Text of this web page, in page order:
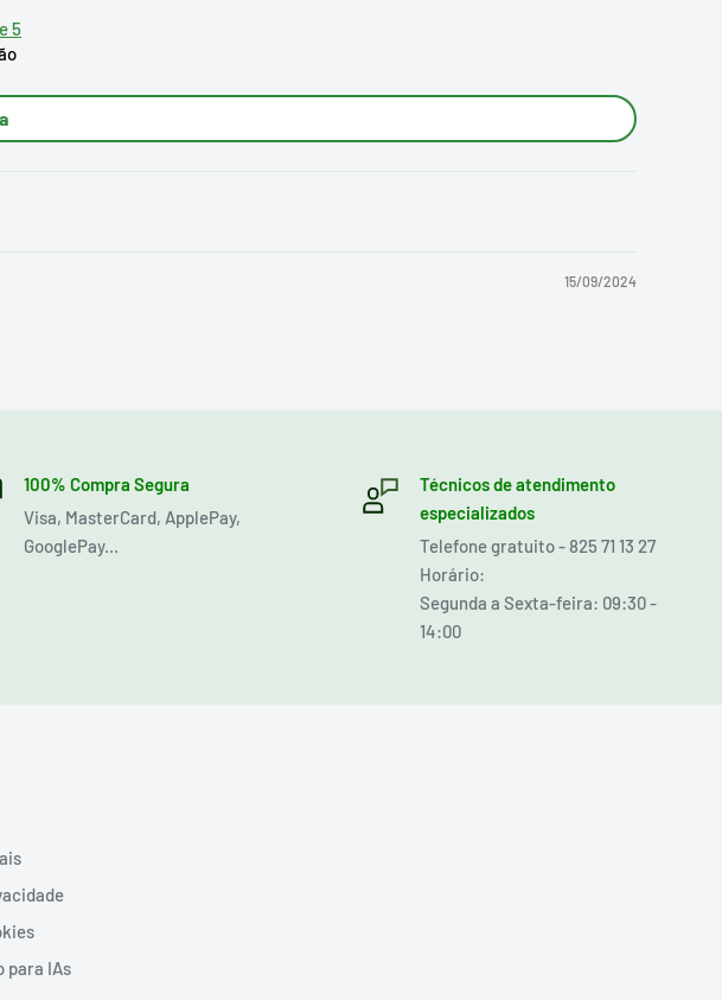
5
15/09/2024
100% Compra Segura
Visa, MasterCard, ApplePay,
GooglePay...
Técnicos de atendimento
especializados
Telefone gratuito - 825 71 13 27
Horário:
Segunda a Sexta-feira: 09:30 -
14:00
para IAs